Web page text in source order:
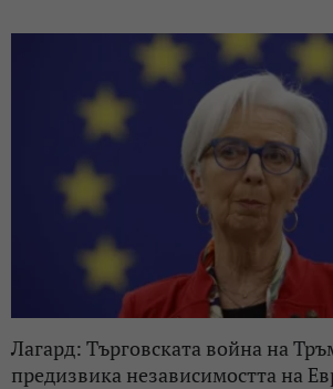
Лагард: Търговската война на
предизвика независимостта на